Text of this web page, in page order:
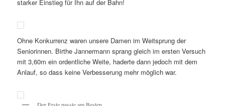
starker Einstieg für Ihn auf der Bahn!
Ohne Konkurrenz waren unsere Damen im Weitsprung der
Seniorinnen. Birthe Jannermann sprang gleich im ersten Versuch
mit 3,60m ein ordentliche Weite, haderte dann jedoch mit dem
Anlauf, so dass keine Verbesserung mehr möglich war.